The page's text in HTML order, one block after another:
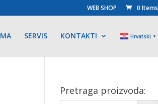
WEB SHOP 0 Items
SERVIS KONTAKTI Hrvatski ▼
Pretraga proizvoda: